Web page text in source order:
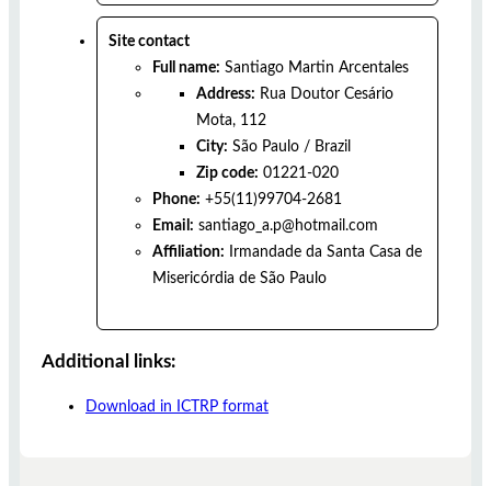
Site contact
Full name: Santiago Martin Arcentales
Address: Rua Doutor Cesário
Mota, 112
City: São Paulo / Brazil
Zip code: 01221-020
Phone: +55(11)99704-2681
Email: santiago_a.p@hotmail.com
Affiliation:
Irmandade da Santa Casa de
Misericórdia de São Paulo
Additional links:
Download in ICTRP format